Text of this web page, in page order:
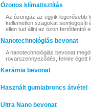
Ózonos klímatisztítás
Az ózongáz az egyik legerősebb
kellemetlen szagokat semlegesíti
ellen tud állni az ózon fertőtlenítő
Nanotechnológiás bevonat
A nanotechnológiás bevonat
rovarszennyeződés, felnire égett
Kerámia bevonat
Használt gumiabroncs átvétel
Ultra Nano bevonat